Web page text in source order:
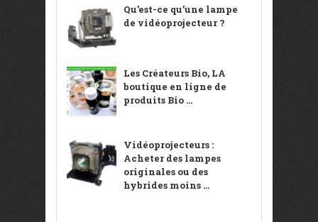
Qu’est-ce qu’une lampe
de vidéoprojecteur ?
Les Créateurs Bio, LA
boutique en ligne de
produits Bio ...
Vidéoprojecteurs :
Acheter des lampes
originales ou des
hybrides moins ...